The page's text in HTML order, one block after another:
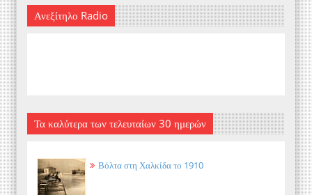
Ανεξίτηλο Radio
Τα καλύτερα των τελευταίων 30 ημερών
Βόλτα στη Χαλκίδα το 1910